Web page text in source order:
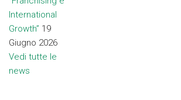
International
Growth” 19
Giugno 2026
Vedi tutte le
news